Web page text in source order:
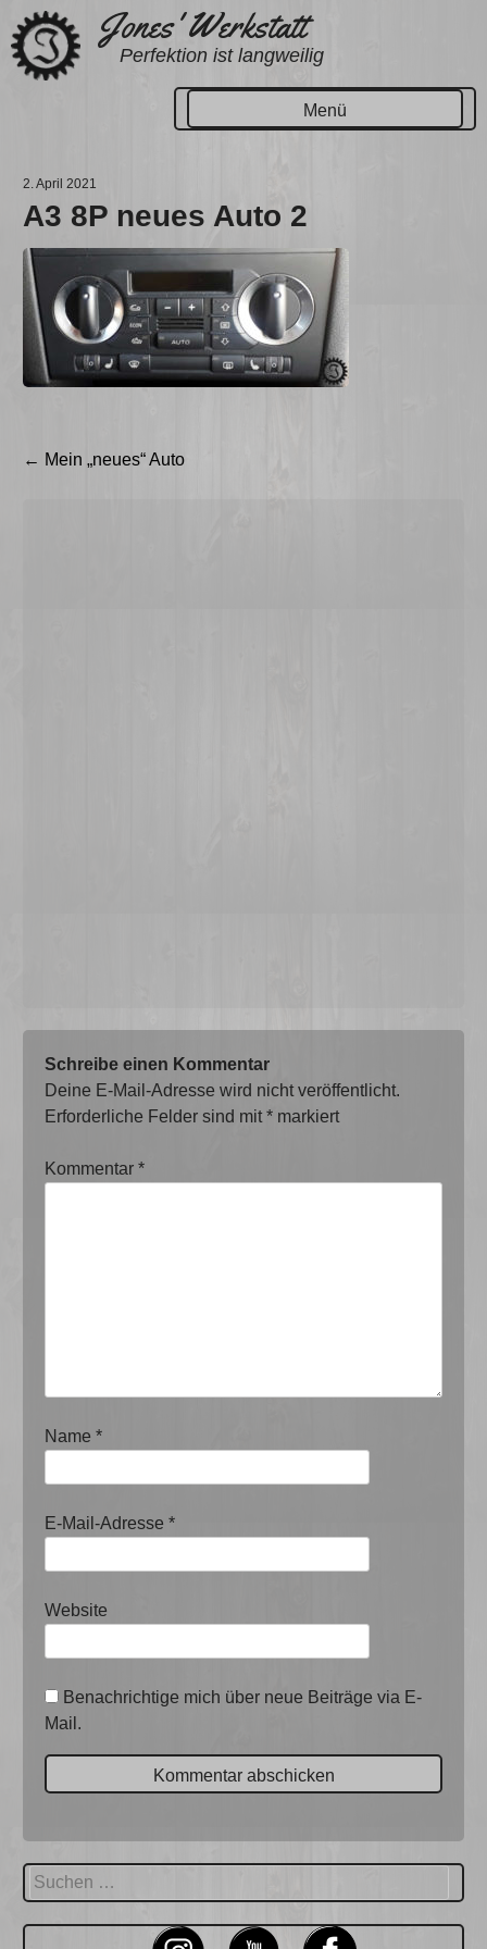
Zum
Inhalt
springen
Jones' Werkstatt
Perfektion ist langweilig
Menü
2. April 2021
A3 8P neues Auto 2
Beitragsnavigation
← Mein „neues“ Auto
Schreibe einen Kommentar
Deine E-Mail-Adresse wird nicht veröffentlicht.
Erforderliche Felder sind mit* markiert
Kommentar*
Name*
E-Mail-Adresse*
Website
Benachrichtige mich über neue Beiträge via E-
Mail.
Suchen
nach: